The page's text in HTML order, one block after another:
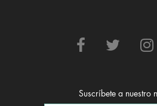
Suscríbete a nuestro